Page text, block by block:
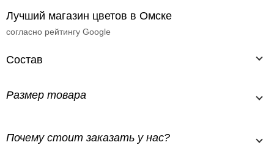
Лучший магазин цветов в Омске
согласно рейтингу Google
Состав
Размер товара
Почему стоит заказать у нас?